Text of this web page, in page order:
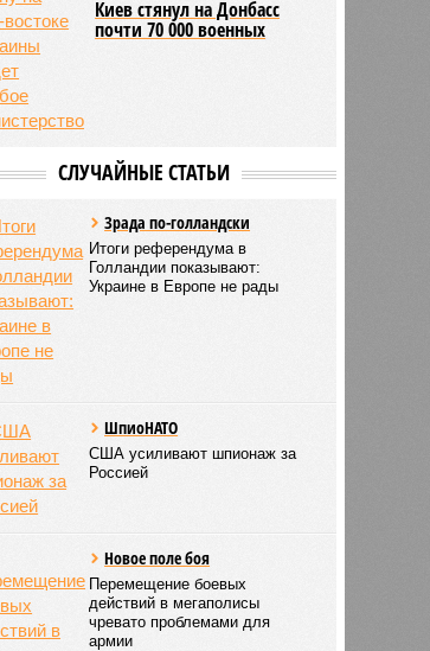
Киев стянул на Донбасс
почти 70 000 военных
СЛУЧАЙНЫЕ СТАТЬИ
Зрада по-голландски
Итоги референдума в
Голландии показывают:
Украине в Европе не рады
ШпиоНАТО
США усиливают шпионаж за
Россией
Новое поле боя
Перемещение боевых
действий в мегаполисы
чревато проблемами для
армии